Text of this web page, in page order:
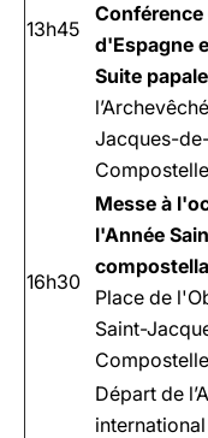
13h45
d'Espagne
Suite papale
Jacques-
Compostelle
16h30
Messe à
l'Année
Place de
Saint-
Compostelle
Départ de